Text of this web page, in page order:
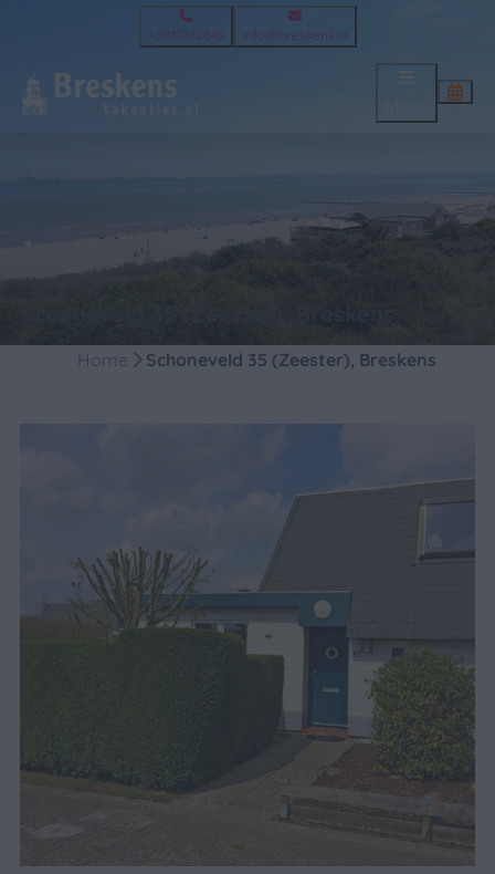
+31117382640 info@breskens.nl
Home Schoneveld 35 (Zeester), Breskens